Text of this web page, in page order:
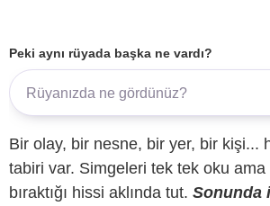
Peki aynı rüyada başka ne vardı?
Bir olay, bir nesne, bir yer, bir kişi...
tabiri var. Simgeleri tek tek oku
bıraktığı hissi aklında tut. Sonunda